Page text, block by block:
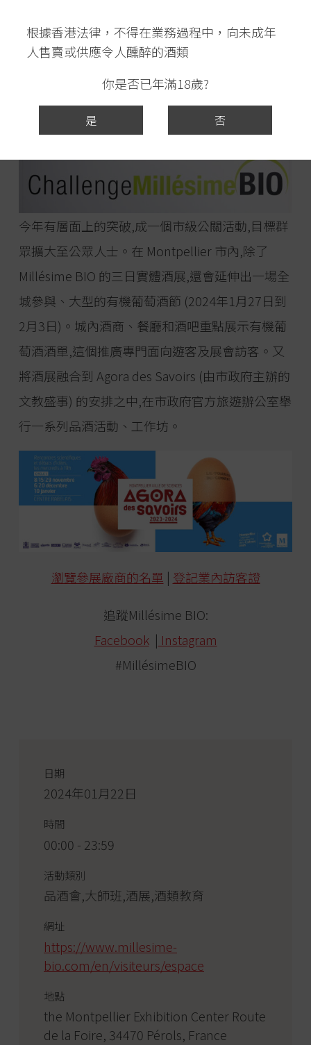
根據香港法律，不得在業務過程中，向未成年
人售賣或供應令人醺醉的酒類
你是否已年滿18歲?
是 否
今年有層面上的突破,成一個市級公關活動,目標群
眾擴大至公眾人士。在 Montpellier 市內,除了
Millésime BIO 的三日實體酒展,還會延伸出一場全
城參與、大型的有機葡萄酒節 (2024年1月27日到
2月3日)。城內酒商、餐廳和酒吧重點展示有機葡
萄酒酒單,這個推廣專門面向遊客及展會訪客。又
將酒展融合到 Agora des Savoirs (由市政府主辦的
文教盛事) 的安排之中,在市政府官方旅遊辦公室舉
行一系列品酒活動、工作坊。
瀏覽參展廠商的名單 | 登記業內訪客證
追蹤Millésime BIO:
Facebook| Instagram
#MillésimeBIO
日期
2024年01月22日
時間
00:00 - 23:59
活動類別
品酒會,大師班,酒展,酒類教育
網址
https://www.millesime-
bio.com/en/visiteurs/espace
地點
the Montpellier Exhibition Center Route
de la Foire, 34470 Pérols, France